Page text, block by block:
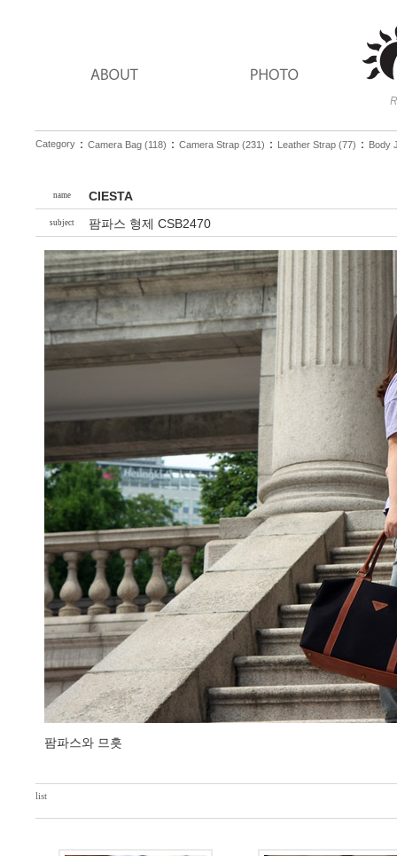
Category ： Camera Bag (118) ： Camera Strap (231) ： Leather Strap (77) ： Body
name CIESTA
subject 팜파스 형제 CSB2470
팜파스와 므흣
list